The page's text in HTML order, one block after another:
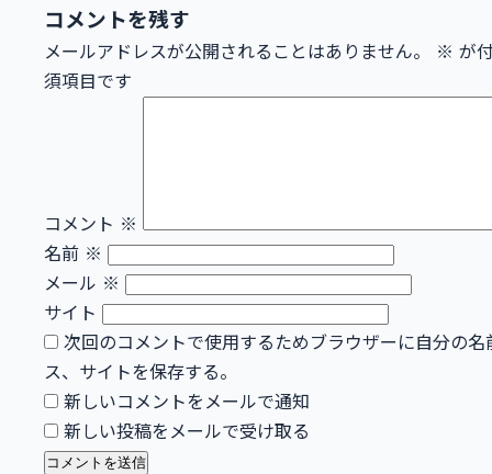
コメントを残す
メールアドレスが公開されることはありません。 ※ が
須項目です
コメント ※
名前 ※
メール ※
サイト
次回のコメントで使用するためブラウザーに自分の
ス、サイトを保存する。
新しいコメントをメールで通知
新しい投稿をメールで受け取る